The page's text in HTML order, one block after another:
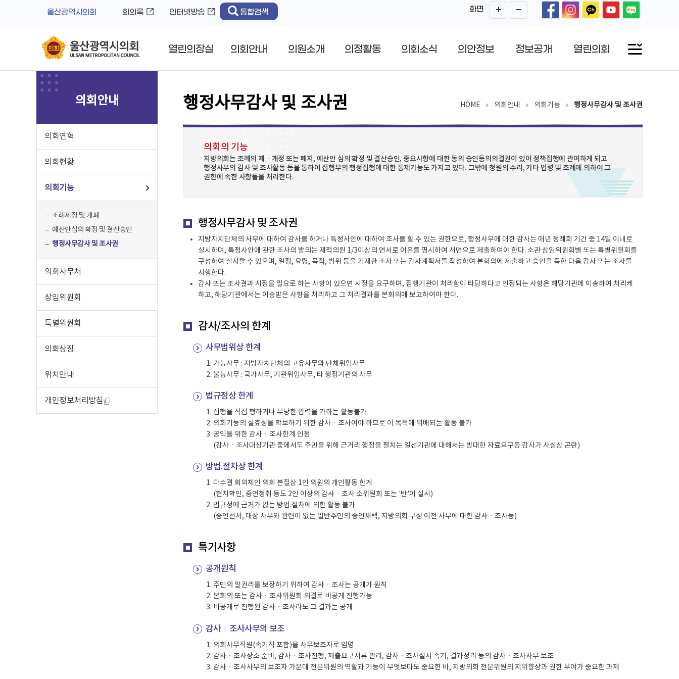
울산광역시의회 회의록 인터넷방송 통합검색 화면
열린의장실 의회안내 의원소개 의정활동 의회소식 의안정보 정보공개 열린의회
의회안내
의회연혁
의회현황
의회기능
조례제정 및 개폐
예산안심의 확정 및 결산승인
행정사무감사 및 조사권
의회사무처
상임위원회
특별위원회
의회상징
위치안내
개인정보처리방침
HOME 의회안내 의회기능 행정사무감사 및 조사권
행정사무감사 및 조사권
의회의 기능
지방의회는 조례의 제ㆍ개정 또는 폐지, 예산안 심의 확정 및 결산승인, 중요사항에 대한 동의 승인등의의결권이 있어 정책집행에 관여하게 되고
행정사무의 감사 및 조사활동 등을 통하여 집행부의 행정집행에 대한 통제기능도 가지고 있다. 그밖에 청원의 수리, 기타 법령 및 조례에 의하여 그
권한에 속한 사항들을 처리한다.
행정사무감사 및 조사권
지방자치단체의 사무에 대하여 감사를 하거나 특정사안에 대하여 조사를 할 수 있는 권한으로, 행정사무에 대한 감사는 매년 정례회 기간 중 14일 이내로
실시하며, 특정사안에 관한 조사의 발의는 재적의원 1/3이상의 연서로 이유를 명시하여 서면으로 제출하여야 한다. 소관 상임위원회별 또는 특별위원회를
구성하여 실시할 수 있으며, 일정, 요령, 목적, 범위 등을 기재한 조사 또는 감사계획서를 작성하여 본회의에 제출하고 승인을 득한 다음 감사 또는 조사를
시행한다.
감사 또는 조사결과 시정을 필요로 하는 사항이 있으면 시정을 요구하며, 집행기관이 처리함이 타당하다고 인정되는 사항은 해당기관에 이송하여 처리케
하고, 해당기관에서는 이송받은 사항을 처리하고 그 처리결과를 본회의에 보고하여야 한다.
감사/조사의 한계
사무범위상 한계
가능사무 : 지방자치단체의 고유사무와 단체위임사무
불능사무 : 국가사무, 기관위임사무, 타 행정기관의 사무
법규정상 한계
집행을 직접 행하거나 부당한 압력을 가하는 활동불가
의회기능의 실효성을 확보하기 위한 감사ㆍ조사여야 하므로 이 목적에 위배되는 활동 불가
공익을 위한 감사ㆍ조사한계 인정
(감사ㆍ조사대상기관 중에서도 주민을 위해 근거리 행정을 펼치는 일선기관에 대해서는 방대한 자료요구등 감사가 사실상 곤란)
방법.절차상 한계
다수결 회의체인 의회 본질상 1인 의원의 개인활동 한계
(현지확인, 증언청취 등도 2인 이상의 감사ㆍ조사 소위원회 또는 '반'이 실시)
법규정에 근거가 없는 방법.절차에 의한 활동 불가
(증인선서, 대상 사무와 관련이 없는 일반주민의 증인채택, 지방의회 구성 이전 사무에 대한 감사ㆍ조사등)
특기사항
공개원칙
주민의 알권리를 보장하기 위하여 감사ㆍ조사는 공개가 원칙
본회의 또는 감사ㆍ조사위원회 의결로 비공개 진행가능
비공개로 진행된 감사ㆍ조사라도 그 결과는 공개
감사ㆍ조사사무의 보조
의회사무직원(속기직 포함)을 사무보조자로 임명
감사ㆍ조사장소 준비, 감사ㆍ조사진행, 제출요구서류 관리, 감사ㆍ조사실시 속기, 결과정리 등의 감사ㆍ조사사무 보조
감사ㆍ조사사무의 보조자 가운데 전문위원의 역할과 기능이 무엇보다도 중요한 바, 지방의회 전문위원의 지위향상과 권한 부여가 중요한 과제